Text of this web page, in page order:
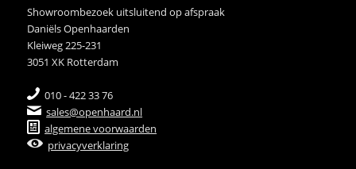
Showroombezoek uitsluitend op afspraak
Daniëls Openhaarden
Kleiweg 225-231
3051 XK Rotterdam
010 - 422 33 76
sales@openhaard.nl
algemene voorwaarden
privacyverklaring